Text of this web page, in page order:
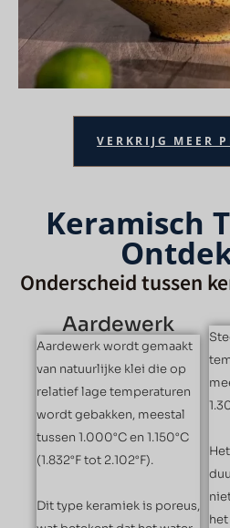
VERKRIJG MEER
Keramisch
Onderscheid tussen
Aardewerk
Aardewerk wordt gemaakt
van natuurlijke klei die op
relatief lage temperaturen
wordt gebakken, meestal
tussen 1.000°C en 1.150°C
(1.832°F tot 2.102°F).
Dit type keramiek is poreus,